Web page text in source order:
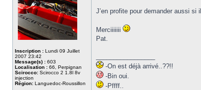
Inscription : Lundi 09 Juillet
2007 23:42
Message(s) : 603
Localisation : 66, Perpignan
Scirocco: Scirocco 2 1.8l 8v
injection
Région: Languedoc-Roussillon
J’en profite pour demander aussi
Merciiiiiii
Pat.
-On est déjà arrivé..??!!
-Bin oui.
-Pffff..